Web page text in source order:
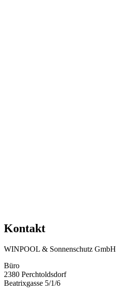
Kontakt
WINPOOL & Sonnenschutz GmbH
Büro
2380 Perchtoldsdorf
Beatrixgasse 5/1/6